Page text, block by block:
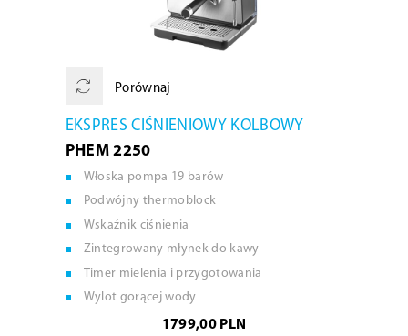
Porównaj
EKSPRES CIŚNIENIOWY KOLBOWY
PHEM 2250
Włoska pompa 19 barów
Podwójny thermoblock
Wskaźnik ciśnienia
Zintegrowany młynek do kawy
Timer mielenia i przygotowania
Wylot gorącej wody
1799,00 PLN